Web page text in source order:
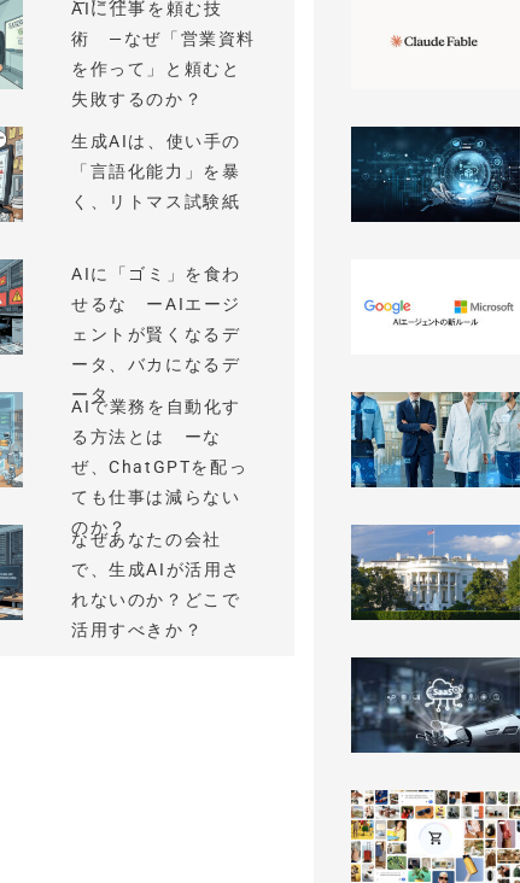
AIに仕事を頼む技
術 —なぜ「営業資料
を作って」と頼むと
失敗するのか？
生成AIは、使い手の
「言語化能力」を暴
く、リトマス試験紙
AIに「ゴミ」を食わ
せるな ーAIエージ
ェントが賢くなるデ
ータ、バカになるデ
ータ
AIで業務を自動化す
る方法とは ーな
ぜ、ChatGPTを配っ
ても仕事は減らない
のか？
なぜあなたの会社
で、生成AIが活用さ
れないのか？どこで
活用すべきか？